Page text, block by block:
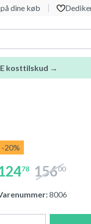
dine køb
kosttilskud →
-20%
78 15600
8006